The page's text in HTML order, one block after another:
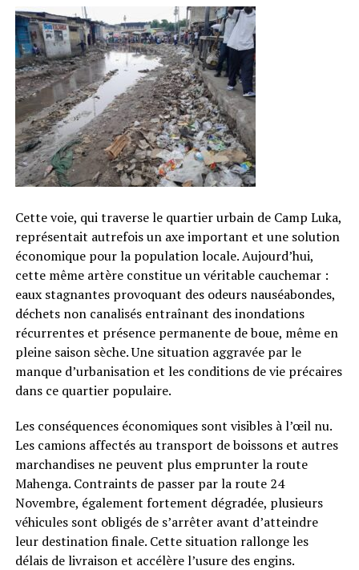
Cette voie, qui traverse le quartier urbain de Camp Luka,
représentait autrefois un axe important et une solution
économique pour la population locale. Aujourd’hui,
cette même artère constitue un véritable cauchemar :
eaux stagnantes provoquant des odeurs nauséabondes,
déchets non canalisés entraînant des inondations
récurrentes et présence permanente de boue, même en
pleine saison sèche. Une situation aggravée par le
manque d’urbanisation et les conditions de vie précaires
dans ce quartier populaire.
Les conséquences économiques sont visibles à l’œil nu.
Les camions affectés au transport de boissons et autres
marchandises ne peuvent plus emprunter la route
Mahenga. Contraints de passer par la route 24
Novembre, également fortement dégradée, plusieurs
véhicules sont obligés de s’arrêter avant d’atteindre
leur destination finale. Cette situation rallonge les
délais de livraison et accélère l’usure des engins.